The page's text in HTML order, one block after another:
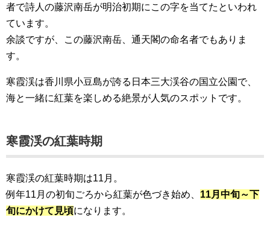
者で詩人の藤沢南岳が明治初期にこの字を当てたといわれ
ています。
余談ですが、この藤沢南岳、通天閣の命名者でもありま
す。
寒霞渓は香川県小豆島が誇る日本三大渓谷の国立公園で、
海と一緒に紅葉を楽しめる絶景が人気のスポットです。
寒霞渓の紅葉時期
寒霞渓の紅葉時期は11月。
例年11月の初旬ごろから紅葉が色づき始め、 11月中旬～下
旬にかけて見頃になります。